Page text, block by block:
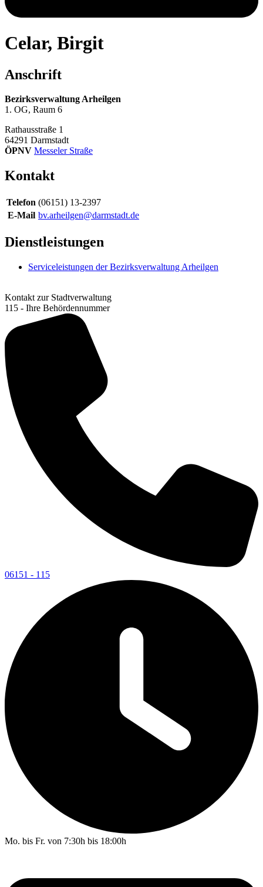
Celar, Birgit
Anschrift
Bezirksverwaltung Arheilgen
1. OG, Raum 6
Rathausstraße 1
64291 Darmstadt
ÖPNV Messeler Straße
Kontakt
Telefon (06151) 13-2397
E-Mail bv.arheilgen@darmstadt.de
Dienstleistungen
Serviceleistungen der Bezirksverwaltung Arheilgen
Kontakt zur Stadtverwaltung
115 - Ihre Behördennummer
06151 - 115
Mo. bis Fr. von 7:30h bis 18:00h